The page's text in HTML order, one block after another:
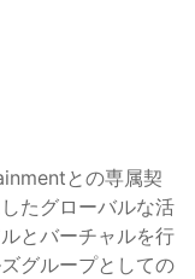
との専属契
たグローバルな活
とバーチャルを行
グループとしての